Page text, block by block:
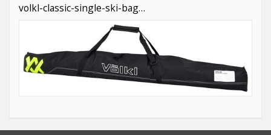
volkl-classic-single-ski-bag…